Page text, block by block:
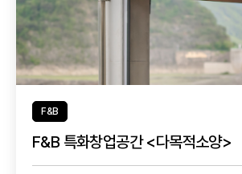
F&B
F&B 특화창업공간 <다목적소양>